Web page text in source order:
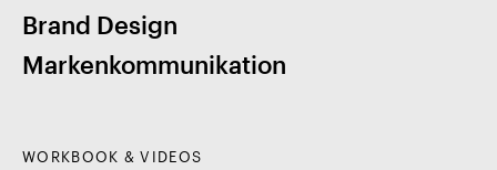
Brand Design
Markenkommunikation
WORKBOOK & VIDEOS